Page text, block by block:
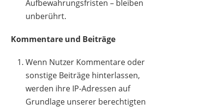
Aufbewahrungsfristen – bleiben
unberührt.
Kommentare und Beiträge
Wenn Nutzer Kommentare oder
sonstige Beiträge hinterlassen,
werden ihre IP-Adressen auf
Grundlage unserer berechtigten